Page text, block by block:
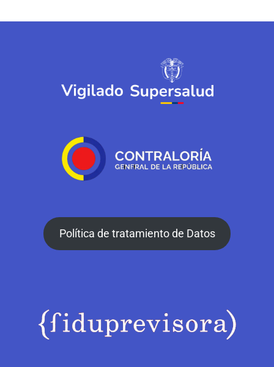
Política de tratamiento de Datos